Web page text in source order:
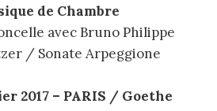
de Chambre
avec Bruno Philippe
/ Sonate Arpeggione
2017 – PARIS / Goethe